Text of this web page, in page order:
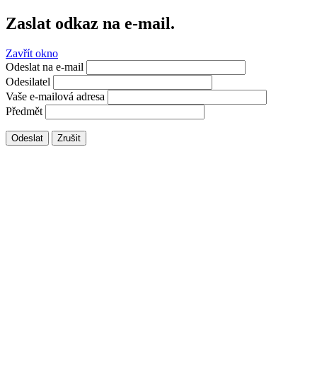
Zaslat odkaz na e-mail.
Zavřít okno
Odeslat na e-mail
Odesilatel
Vaše e-mailová adresa
Předmět
Odeslat Zrušit